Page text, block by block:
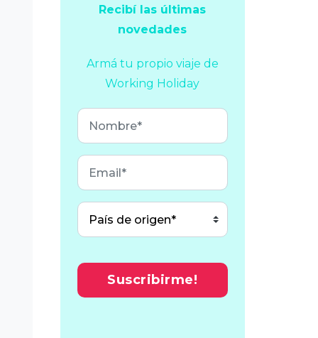
Recibí las últimas
novedades
Armá tu propio viaje de
Working Holiday